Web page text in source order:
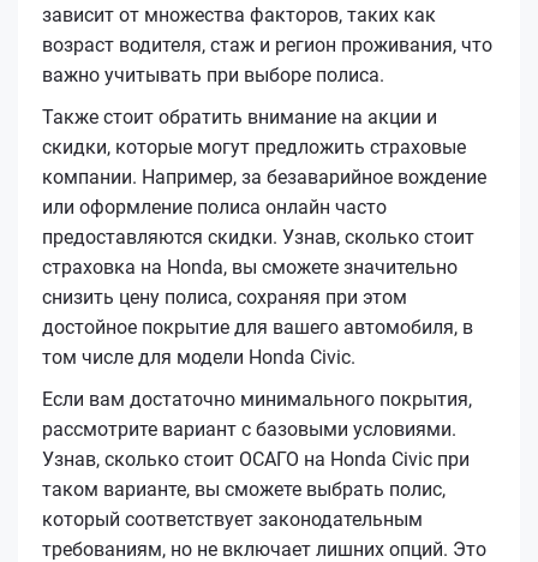
зависит от множества факторов, таких как
возраст водителя, стаж и регион проживания, что
важно учитывать при выборе полиса.
Также стоит обратить внимание на акции и
скидки, которые могут предложить страховые
компании. Например, за безаварийное вождение
или оформление полиса онлайн часто
предоставляются скидки. Узнав, сколько стоит
страховка на Honda, вы сможете значительно
снизить цену полиса, сохраняя при этом
достойное покрытие для вашего автомобиля, в
том числе для модели Honda Civic.
Если вам достаточно минимального покрытия,
рассмотрите вариант с базовыми условиями.
Узнав, сколько стоит ОСАГО на Honda Civic при
таком варианте, вы сможете выбрать полис,
который соответствует законодательным
требованиям, но не включает лишних опций. Это